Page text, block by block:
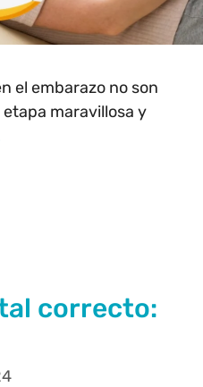
el embarazo no son
maravillosa y
correcto: